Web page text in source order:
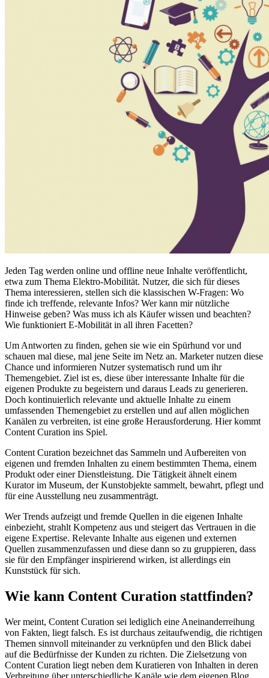
Jeden Tag werden online und offline neue Inhalte veröffentlicht,
etwa zum Thema Elektro-Mobilität. Nutzer, die sich für dieses
Thema interessieren, stellen sich die klassischen W-Fragen: Wo
finde ich treffende, relevante Infos? Wer kann mir nützliche
Hinweise geben? Was muss ich als Käufer wissen und beachten?
Wie funktioniert E-Mobilität in all ihren Facetten?
Um Antworten zu finden, gehen sie wie ein Spürhund vor und
schauen mal diese, mal jene Seite im Netz an. Marketer nutzen diese
Chance und informieren Nutzer systematisch rund um ihr
Themengebiet. Ziel ist es, diese über interessante Inhalte für die
eigenen Produkte zu begeistern und daraus Leads zu generieren.
Doch kontinuierlich relevante und aktuelle Inhalte zu einem
umfassenden Themengebiet zu erstellen und auf allen möglichen
Kanälen zu verbreiten, ist eine große Herausforderung. Hier kommt
Content Curation ins Spiel.
Content Curation bezeichnet das Sammeln und Aufbereiten von
eigenen und fremden Inhalten zu einem bestimmten Thema, einem
Produkt oder einer Dienstleistung. Die Tätigkeit ähnelt einem
Kurator im Museum, der Kunstobjekte sammelt, bewahrt, pflegt und
für eine Ausstellung neu zusammenträgt.
Wer Trends aufzeigt und fremde Quellen in die eigenen Inhalte
einbezieht, strahlt Kompetenz aus und steigert das Vertrauen in die
eigene Expertise. Relevante Inhalte aus eigenen und externen
Quellen zusammenzufassen und diese dann so zu gruppieren, dass
sie für den Empfänger inspirierend wirken, ist allerdings ein
Kunststück für sich.
Wie kann Content Curation stattfinden?
Wer meint, Content Curation sei lediglich eine Aneinanderreihung
von Fakten, liegt falsch. Es ist durchaus zeitaufwendig, die richtigen
Themen sinnvoll miteinander zu verknüpfen und den Blick dabei
auf die Bedürfnisse der Kunden zu richten. Die Zielsetzung von
Content Curation liegt neben dem Kuratieren von Inhalten in deren
Verbreitung über unterschiedliche Kanäle wie dem eigenen Blog,